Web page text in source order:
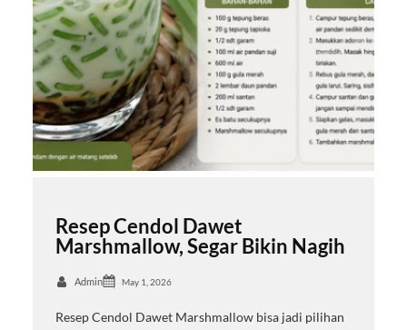
Resep Cendol Dawet
Marshmallow, Segar Bikin Nagih
Admin May 1, 2026
Resep Cendol Dawet Marshmallow bisa jadi pilihan